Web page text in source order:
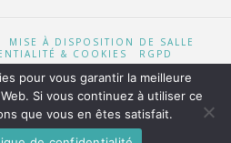
MISE À DISPOSITION DE SALLE
& COOKIES RGPD
| Mis à jour par Jean-François
pour vous garantir la meilleure
Si vous continuez à utiliser ce
que vous en êtes satisfait.